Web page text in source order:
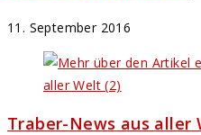
11. September 2016
Traber-News aus aller